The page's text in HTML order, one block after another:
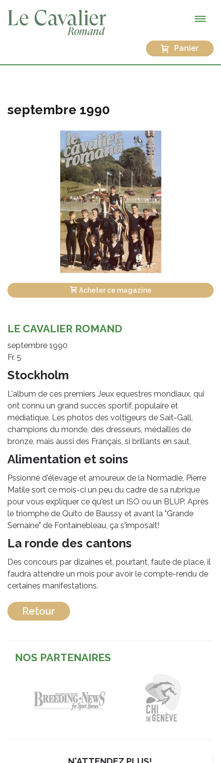
Panier
septembre 1990
Acheter ce magazine
LE CAVALIER ROMAND
septembre 1990
Fr. 5
Stockholm
L'album de ces premiers Jeux equestres mondiaux, qui
ont connu un grand succès sportif, populaire et
médiatique. Les photos des voltigeurs de Sait-Gall,
champions du monde, des dresseurs, médaillés de
bronze, mais aussi des Français, si brillants en saut,
Alimentation et soins
Pssionné d'élevage et amoureux de la Normadie, Pierre
Matile sort ce mois-ci un peu du cadre de sa rubrique
pour vous expliquer ce qu'est un ISO ou un BLUP. Après
le triomphe de Quito de Baussy et avant la "Grande
Semaine" de Fontainebleau, ça s'imposait!
La ronde des cantons
Des concours par dizaines et, pourtant, faute de place, il
faudra attendre un mois pour avoir le compte-rendu de
certaines manifestations.
Retour
NOS PARTENAIRES